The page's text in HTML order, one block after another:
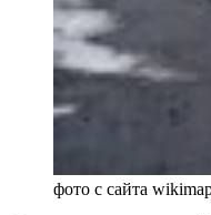
фото с сайта